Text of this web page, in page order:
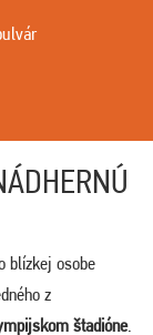
blízkej osobe
z
štadióne.